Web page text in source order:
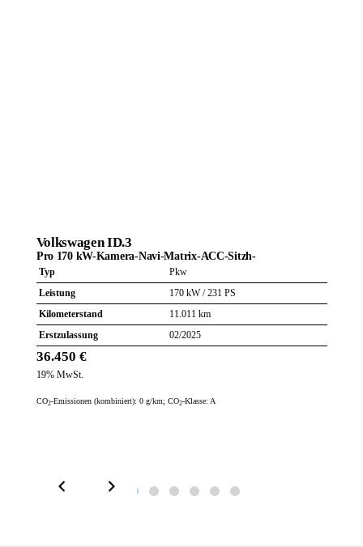
VolkswagenID.3
Pro 170 kW-Kamera-Navi-Matrix-ACC-Sitzh-
Typ
Pkw
Leistung
170 kW / 231 PS
Kilometerstand
11.011 km
Erstzulassung
02/2025
36.450 €
19% MwSt.
CO2-Emissionen (kombiniert): 0 g/km; CO2-Klasse: A